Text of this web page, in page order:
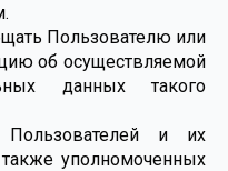
Пользователю или
об осуществляемой
данных такого
Пользователей и их
уполномоченных